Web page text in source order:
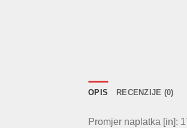
OPIS RECENZIJE (0)
Promjer naplatka [in]: